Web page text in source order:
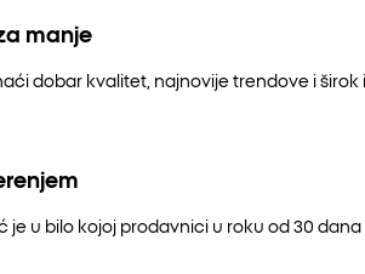
manje
dobar kvalitet, najnovije trendove i širok
je u bilo kojoj prodavnici u roku od 30